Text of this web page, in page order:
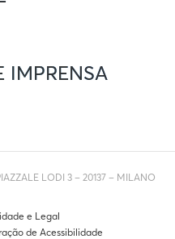
IMPRENSA
LODI 3 – 20137 – MILANO
e Legal
de Acessibilidade